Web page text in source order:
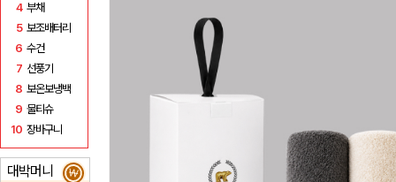
4 부채
5 보조배터리
6 수건
7 선풍기
8 보온보냉백
9 물티슈
10 장바구니
대박머니 ₩